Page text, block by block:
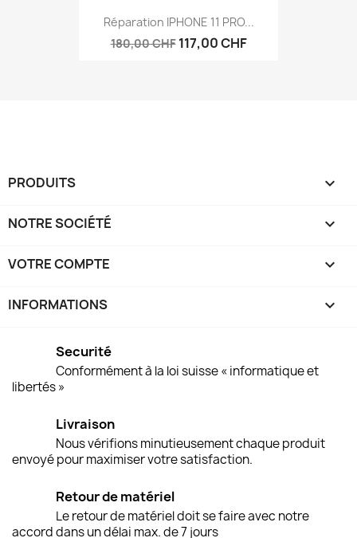
Réparation IPHONE 11 PRO...
180,00 CHF 117,00 CHF
PRODUITS 
NOTRE SOCIÉTÉ 
VOTRE COMPTE 
INFORMATIONS keyboard_arrow_down
Securité
Conformément à la loi suisse « informatique et
libertés »
Livraison
Nous vérifions minutieusement chaque produit
envoyé pour maximiser votre satisfaction.
Retour de matériel
Le retour de matériel doit se faire avec notre
accord dans un délai max. de 7 jours